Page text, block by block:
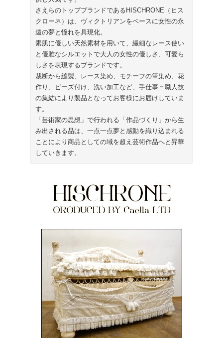
さえらのトップブランドであるHISCHRONE（ヒス
クローネ）は、ヴィクトリアンをベースに女性の永
遠の夢と憧れを具現化。
素肌に優しい天然素材を用いて、繊細なレース使い
と優雅なシルエットで大人の女性の優しさ、可愛ら
しさを表現するブランドです。
裁断から縫製、レース染め、モチーフの筆染め、花
作り、ビーズ付け、洗い加工など、手仕事＝職人技
の集結により製品となってお客様にお届けしていま
す。
「芸術家の思想」で行われる「作品づくり」から生
み出される品は、一点一点夢と感動を織り込まれる
ことにより商品としての域を超え芸術作品へと昇華
していきます。